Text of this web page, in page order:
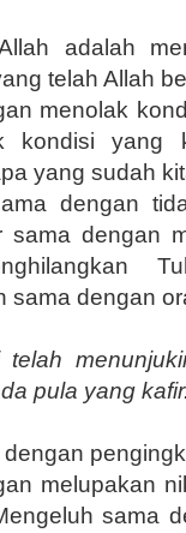
adalah
telah Allah
menolak
kondisi yang
yang sudah
dengan
sama dengan
sama dengan
telah
pula yang
melupakan
sama